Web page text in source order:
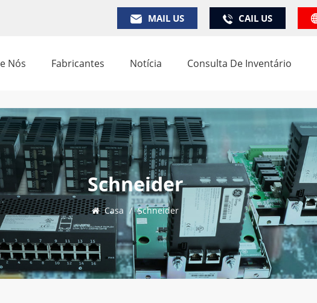
MAIL US CAIL US
Nós Fabricantes Notícia Consulta De Inventário
Schneider
Casa / Schneider